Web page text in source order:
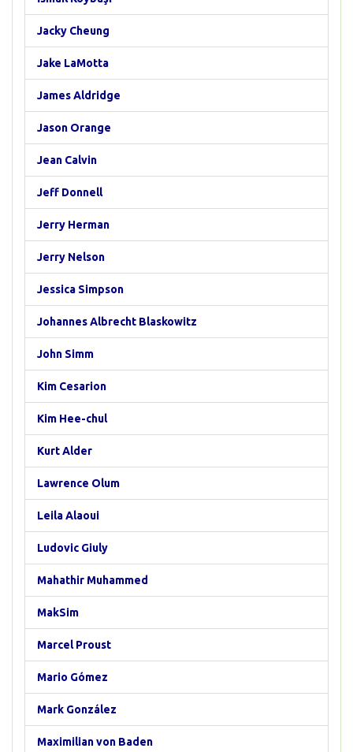
Jacky Cheung
Jake LaMotta
James Aldridge
Jason Orange
Jean Calvin
Jeff Donnell
Jerry Herman
Jerry Nelson
Jessica Simpson
Johannes Albrecht Blaskowitz
John Simm
Kim Cesarion
Kim Hee-chul
Kurt Alder
Lawrence Olum
Leila Alaoui
Ludovic Giuly
Mahathir Muhammed
MakSim
Marcel Proust
Mario Gómez
Mark González
Maximilian von Baden